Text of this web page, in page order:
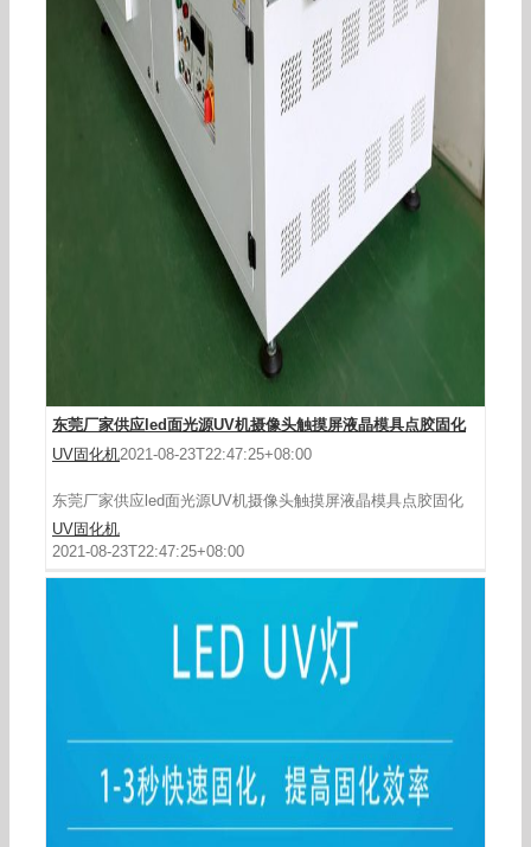
东莞厂家供应led面光源UV机摄像头触摸屏液晶模具点胶固化
UV固化机2021-08-23T22:47:25+08:00
东莞厂家供应led面光源UV机摄像头触摸屏液晶模具点胶固化
UV固化机
2021-08-23T22:47:25+08:00
LED面光源365nmUV固化灯uv胶固化设备
led395nm冷光源紫外线固化机